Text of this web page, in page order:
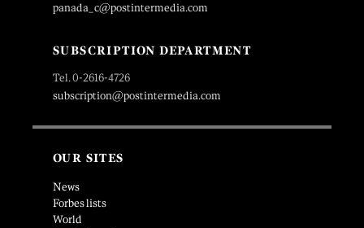
panada_c@postintermedia.com
SUBSCRIPTION DEPARTMENT
Tel. 0-2616-4726
subscription@postintermedia.com
OUR SITES
News
Forbes lists
World